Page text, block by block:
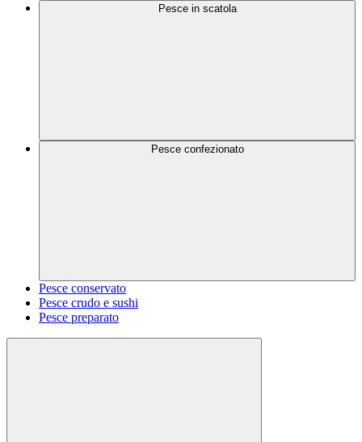
Pesce in scatola
Pesce confezionato
Pesce conservato
Pesce crudo e sushi
Pesce preparato